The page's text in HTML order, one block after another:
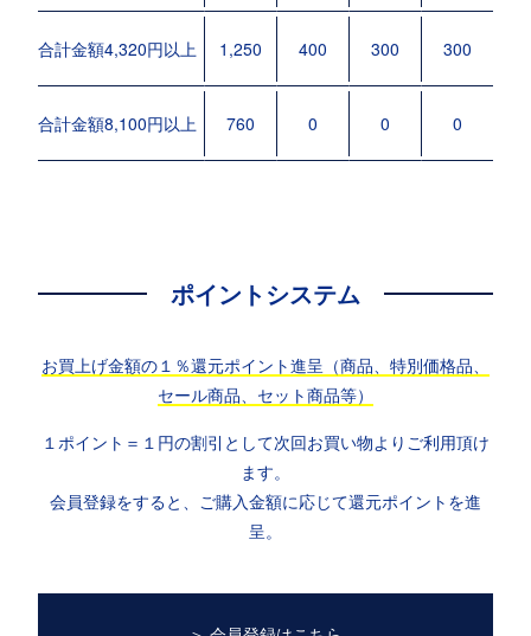
合計金額4,320円以上 1,250 400 300 300
合計金額8,100円以上 760 0 0 0
ポイントシステム
お買上げ金額の１％還元ポイント進呈（商品、特別価格品、
セール商品、セット商品等）
１ポイント＝１円の割引として次回お買い物よりご利用頂け
ます。
会員登録をすると、ご購入金額に応じて還元ポイントを進
呈。